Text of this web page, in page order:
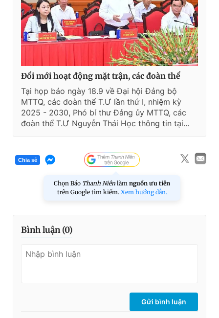
Đổi mới hoạt động mặt trận, các đoàn thể
Tại họp báo ngày 18.9 về Đại hội Đảng bộ
MTTQ, các đoàn thể T.Ư lần thứ I, nhiệm kỳ
2025 - 2030, Phó bí thư Đảng ủy MTTQ, các
đoàn thể T.Ư Nguyễn Thái Học thông tin tại...
Chia sẻ
Chọn Báo Thanh Niên làm nguồn ưu tiên
trên Google tìm kiếm. Xem hướng dẫn.
Bình luận (0)
Gửi bình luận